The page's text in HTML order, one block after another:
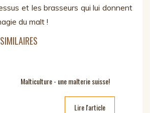
et les brasseurs qui lui donnent
du malt !
Malticulture - une malterie suisse!
Lire l'article